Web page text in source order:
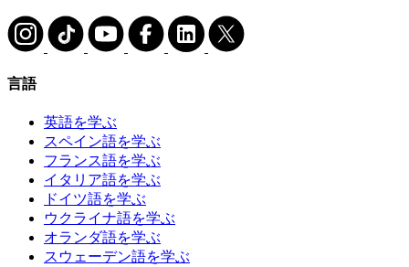
言語
英語を学ぶ
スペイン語を学ぶ
フランス語を学ぶ
イタリア語を学ぶ
ドイツ語を学ぶ
ウクライナ語を学ぶ
オランダ語を学ぶ
スウェーデン語を学ぶ